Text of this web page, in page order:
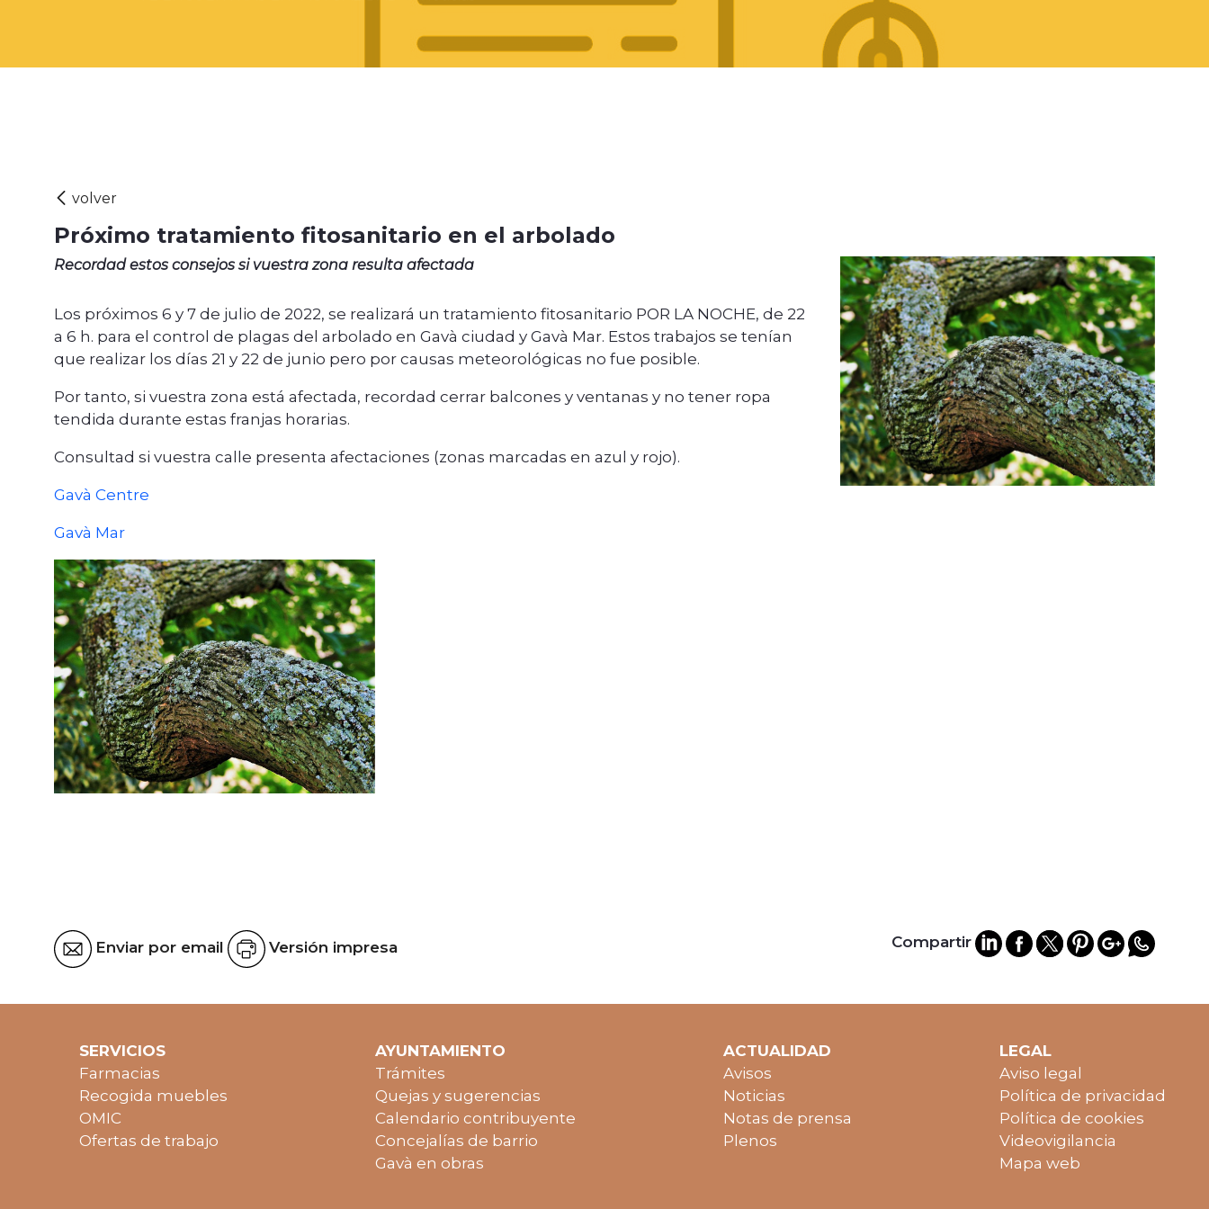
Próximo tratamiento fitosanitario en el arbolado
Recordad estos consejos si vuestra zona resulta afectada
Los próximos 6 y 7 de julio de 2022, se realizará un tratamiento fitosanitario POR LA NOCHE, de 22
a 6 h. para el control de plagas del arbolado en Gavà ciudad y Gavà Mar. Estos trabajos se tenían
que realizar los días 21 y 22 de junio pero por causas meteorológicas no fue posible.
Por tanto, si vuestra zona está afectada, recordad cerrar balcones y ventanas y no tener ropa
tendida durante estas franjas horarias.
Consultad si vuestra calle presenta afectaciones (zonas marcadas en azul y rojo).
Gavà Centre
Gavà Mar
Enviar por email Versión impresa Compartir
SERVICIOS
Farmacias
Recogida muebles
OMIC
Ofertas de trabajo
AYUNTAMIENTO
Trámites
Quejas y sugerencias
Calendario contribuyente
Concejalías de barrio
Gavà en obras
ACTUALIDAD
Avisos
Noticias
Notas de prensa
Plenos
LEGAL
Aviso legal
Política de privacidad
Política de cookies
Videovigilancia
Mapa web